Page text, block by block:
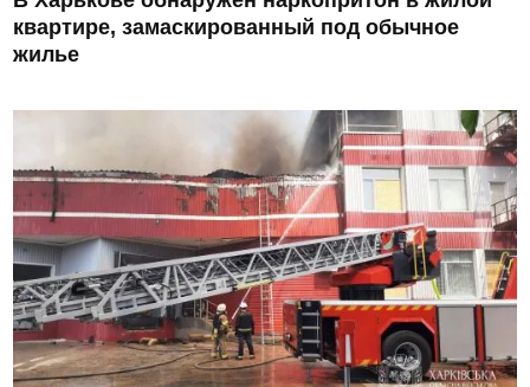
квартире, замаскированный под обычное
жилье